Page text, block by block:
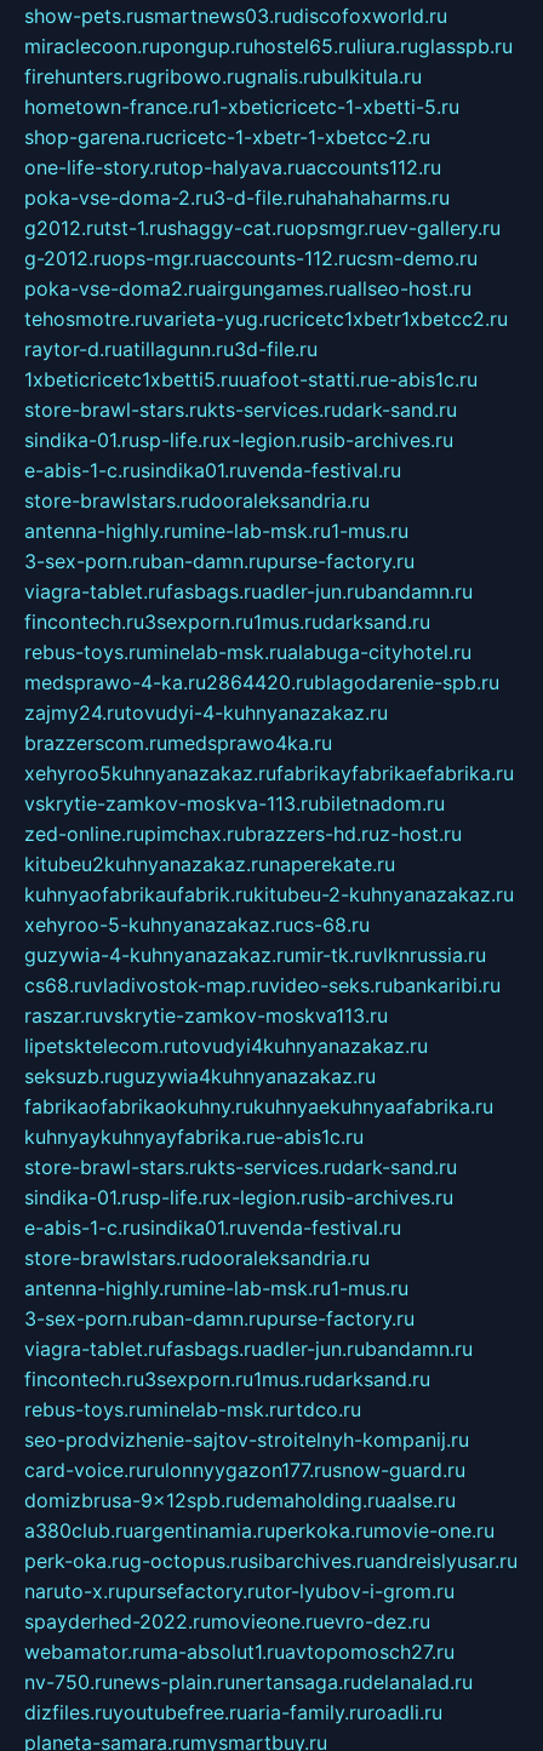
show-pets.rusmartnews03.rudiscofoxworld.ru
miraclecoon.rupongup.ruhostel65.ruliura.ruglasspb.ru
firehunters.rugribowo.rugnalis.rubulkitula.ru
hometown-france.ru1-xbeticricetc-1-xbetti-5.ru
shop-garena.rucricetc-1-xbetr-1-xbetcc-2.ru
one-life-story.rutop-halyava.ruaccounts112.ru
poka-vse-doma-2.ru3-d-file.ruhahahaharms.ru
g2012.rutst-1.rushaggy-cat.ruopsmgr.ruev-gallery.ru
g-2012.ruops-mgr.ruaccounts-112.rucsm-demo.ru
poka-vse-doma2.ruairgungames.ruallseo-host.ru
tehosmotre.ruvarieta-yug.rucricetc1xbetr1xbetcc2.ru
raytor-d.ruatillagunn.ru3d-file.ru
1xbeticricetc1xbetti5.ruuafoot-statti.rue-abis1c.ru
store-brawl-stars.rukts-services.rudark-sand.ru
sindika-01.rusp-life.rux-legion.rusib-archives.ru
e-abis-1-c.rusindika01.ruvenda-festival.ru
store-brawlstars.rudooraleksandria.ru
antenna-highly.rumine-lab-msk.ru1-mus.ru
3-sex-porn.ruban-damn.rupurse-factory.ru
viagra-tablet.rufasbags.ruadler-jun.rubandamn.ru
fincontech.ru3sexporn.ru1mus.rudarksand.ru
rebus-toys.ruminelab-msk.rualabuga-cityhotel.ru
medsprawo-4-ka.ru2864420.rublagodarenie-spb.ru
zajmy24.rutovudyi-4-kuhnyanazakaz.ru
brazzerscom.rumedsprawo4ka.ru
xehyroo5kuhnyanazakaz.rufabrikayfabrikaefabrika.ru
vskrytie-zamkov-moskva-113.rubiletnadom.ru
zed-online.rupimchax.rubrazzers-hd.ruz-host.ru
kitubeu2kuhnyanazakaz.runaperekate.ru
kuhnyaofabrikaufabrik.rukitubeu-2-kuhnyanazakaz.ru
xehyroo-5-kuhnyanazakaz.rucs-68.ru
guzywia-4-kuhnyanazakaz.rumir-tk.ruvlknrussia.ru
cs68.ruvladivostok-map.ruvideo-seks.rubankaribi.ru
raszar.ruvskrytie-zamkov-moskva113.ru
lipetsktelecom.rutovudyi4kuhnyanazakaz.ru
seksuzb.ruguzywia4kuhnyanazakaz.ru
fabrikaofabrikaokuhny.rukuhnyaekuhnyaafabrika.ru
kuhnyaykuhnyayfabrika.rue-abis1c.ru
store-brawl-stars.rukts-services.rudark-sand.ru
sindika-01.rusp-life.rux-legion.rusib-archives.ru
e-abis-1-c.rusindika01.ruvenda-festival.ru
store-brawlstars.rudooraleksandria.ru
antenna-highly.rumine-lab-msk.ru1-mus.ru
3-sex-porn.ruban-damn.rupurse-factory.ru
viagra-tablet.rufasbags.ruadler-jun.rubandamn.ru
fincontech.ru3sexporn.ru1mus.rudarksand.ru
rebus-toys.ruminelab-msk.rurtdco.ru
seo-prodvizhenie-sajtov-stroitelnyh-kompanij.ru
card-voice.rurulonnyygazon177.rusnow-guard.ru
domizbrusa-9x12spb.rudemaholding.ruaalse.ru
a380club.ruargentinamia.ruperkoka.rumovie-one.ru
perk-oka.rug-octopus.rusibarchives.ruandreislyusar.ru
naruto-x.rupursefactory.rutor-lyubov-i-grom.ru
spayderhed-2022.rumovieone.ruevro-dez.ru
webamator.ruma-absolut1.ruavtopomosch27.ru
nv-750.runews-plain.runertansaga.rudelanalad.ru
dizfiles.ruyoutubefree.ruaria-family.ruroadli.ru
planeta-samara.rumysmartbuy.ru